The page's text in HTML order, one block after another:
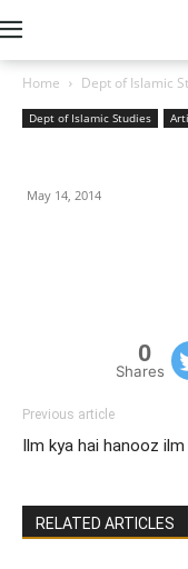
Home Dept of Islamic
Dept of Islamic Studies
May 14, 2014
0
Shares
Previous article
Ilm kya hai hanooz ilm
RELATED ARTICLES